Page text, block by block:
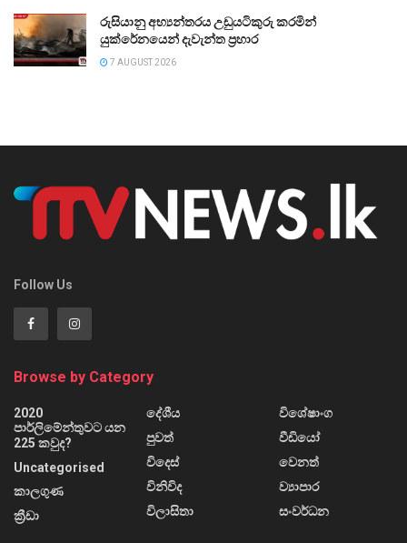
රුසියානු අභ්‍යන්තරය උඩුයටිකුරු කරමින්
යුක්රේනයෙන් දැවැන්ත ප්‍රහාර
7 AUGUST 2026
Follow Us
Browse by Category
2020
පාර්ලිමේන්තුවට යන
225 කවුද?
Uncategorised
කාලගුණ
ක්‍රීඩා
දේශීය
පුවත්
විදෙස්
විනිවිද
විලාසිතා
විශේෂාංග
වීඩියෝ
වෙනත්
ව්‍යාපාර
සංවර්ධන